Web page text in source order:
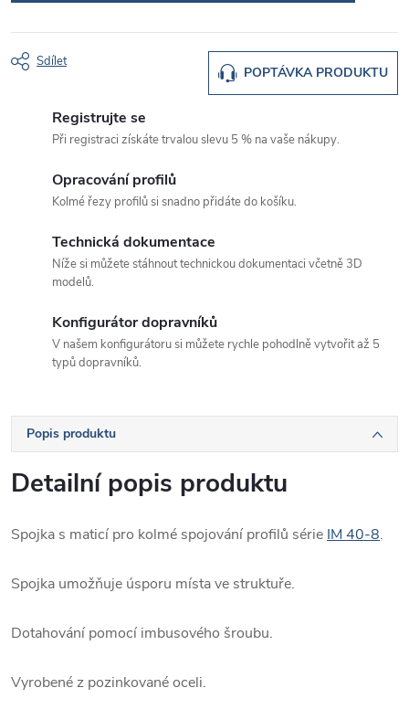
POPTÁVKA PRODUKTU
Sdílet
Registrujte se
Při registraci získáte trvalou slevu 5 % na vaše nákupy.
Opracování profilů
Kolmé řezy profilů si snadno přidáte do košíku.
Technická dokumentace
Níže si můžete stáhnout technickou dokumentaci včetně 3D
modelů.
Konfigurátor dopravníků
V našem konfigurátoru si můžete rychle pohodlně vytvořit až 5
typů dopravníků.
Popis produktu
Detailní popis produktu
Spojka s maticí pro kolmé spojování profilů série IM 40-8.
Spojka umožňuje úsporu místa ve struktuře.
Dotahování pomocí imbusového šroubu.
Vyrobené z pozinkované oceli.